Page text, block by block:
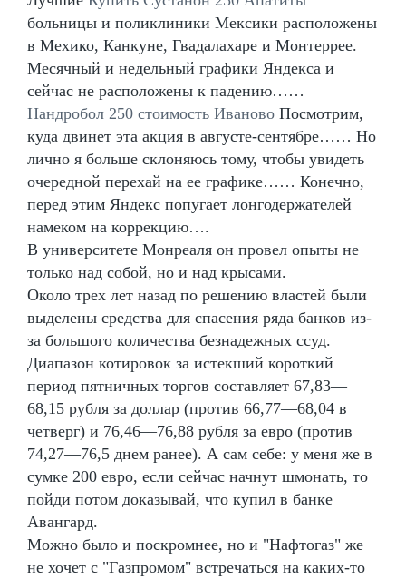
больницы и поликлиники Мексики расположены
в Мехико, Канкуне, Гвадалахаре и Монтеррее.
Месячный и недельный графики Яндекса и
сейчас не расположены к падению……
Нандробол 250 стоимость Иваново Посмотрим,
куда двинет эта акция в августе-сентябре…… Но
лично я больше склоняюсь тому, чтобы увидеть
очередной перехай на ее графике…… Конечно,
перед этим Яндекс попугает лонгодержателей
намеком на коррекцию….
В университете Монреаля он провел опыты не
только над собой, но и над крысами.
Около трех лет назад по решению властей были
выделены средства для спасения ряда банков из-
за большого количества безнадежных ссуд.
Диапазон котировок за истекший короткий
период пятничных торгов составляет 67,83—
68,15 рубля за доллар (против 66,77—68,04 в
четверг) и 76,46—76,88 рубля за евро (против
74,27—76,5 днем ранее). А сам себе: у меня же в
сумке 200 евро, если сейчас начнут шмонать, то
пойди потом доказывай, что купил в банке
Авангард.
Можно было и поскромнее, но и "Нафтогаз" же
не хочет с "Газпромом" встречаться на каких-то